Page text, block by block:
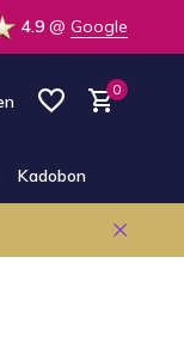
Whatsapp
4.9 @ Google
0
Kadobon